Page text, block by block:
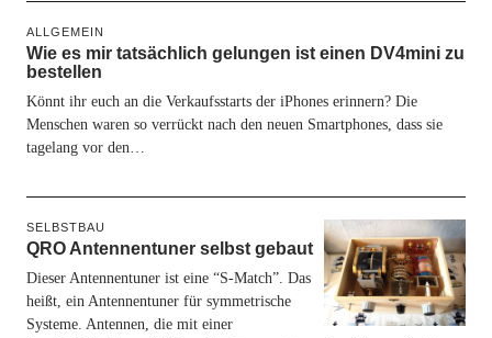
ALLGEMEIN
Wie es mir tatsächlich gelungen ist einen DV4mini zu
bestellen
Könnt ihr euch an die Verkaufsstarts der iPhones erinnern? Die
Menschen waren so verrückt nach den neuen Smartphones, dass sie
tagelang vor den…
SELBSTBAU
QRO Antennentuner selbst gebaut
Dieser Antennentuner ist eine “S-Match”. Das
heißt, ein Antennentuner für symmetrische
Systeme. Antennen, die mit einer